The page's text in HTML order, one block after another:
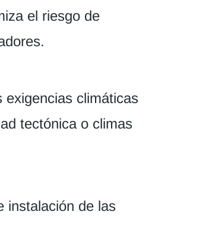
el riesgo de
exigencias climáticas
tectónica o climas
instalación de las